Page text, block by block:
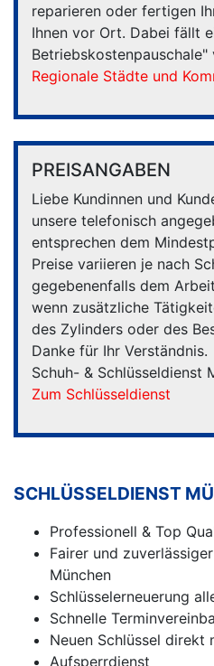
reparieren oder fertigen
Ihnen vor Ort. Dabei fällt
Betriebskostenpauschale"
Regionale Städte und
PREISANGABEN
Liebe Kundinnen und
unsere telefonisch
entsprechen dem
Preise variieren je nach
gegebenenfalls dem
wenn zusätzliche
des Zylinders oder des
Danke für Ihr Verständnis.
Schuh- & Schlüsseldienst
Zum Schlüsseldienst
SCHLÜSSELDIENST
Professionell & Top
Fairer und
München
Schlüsselerneuerung
Schnelle
Neuen Schlüssel direkt
Aufsperrdienst